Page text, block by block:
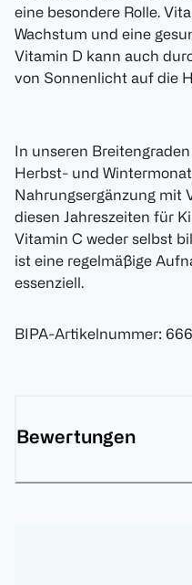
eine besondere Rolle.
Wachstum und eine
Vitamin D kann auch
von Sonnenlicht auf die
In unseren
Herbst- und
Nahrungsergänzung mit
diesen Jahreszeiten für
Vitamin C weder selbst
ist eine regelmäßige
essenziell.
BIPA-Artikelnummer:
Bewertungen